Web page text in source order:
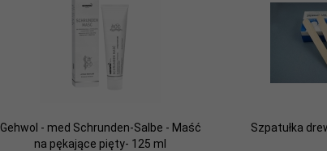
Gehwol - med Schrunden-Salbe - Maść
na pękające pięty- 125 ml
Szpatułka